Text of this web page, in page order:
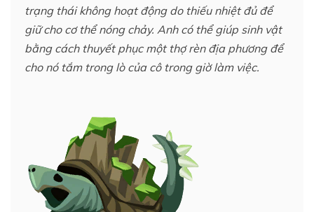
trạng thái không hoạt động do thiếu nhiệt đủ để
giữ cho cơ thể nóng chảy. Anh có thể giúp sinh vật
bằng cách thuyết phục một thợ rèn địa phương để
cho nó tắm trong lò của cô trong giờ làm việc.